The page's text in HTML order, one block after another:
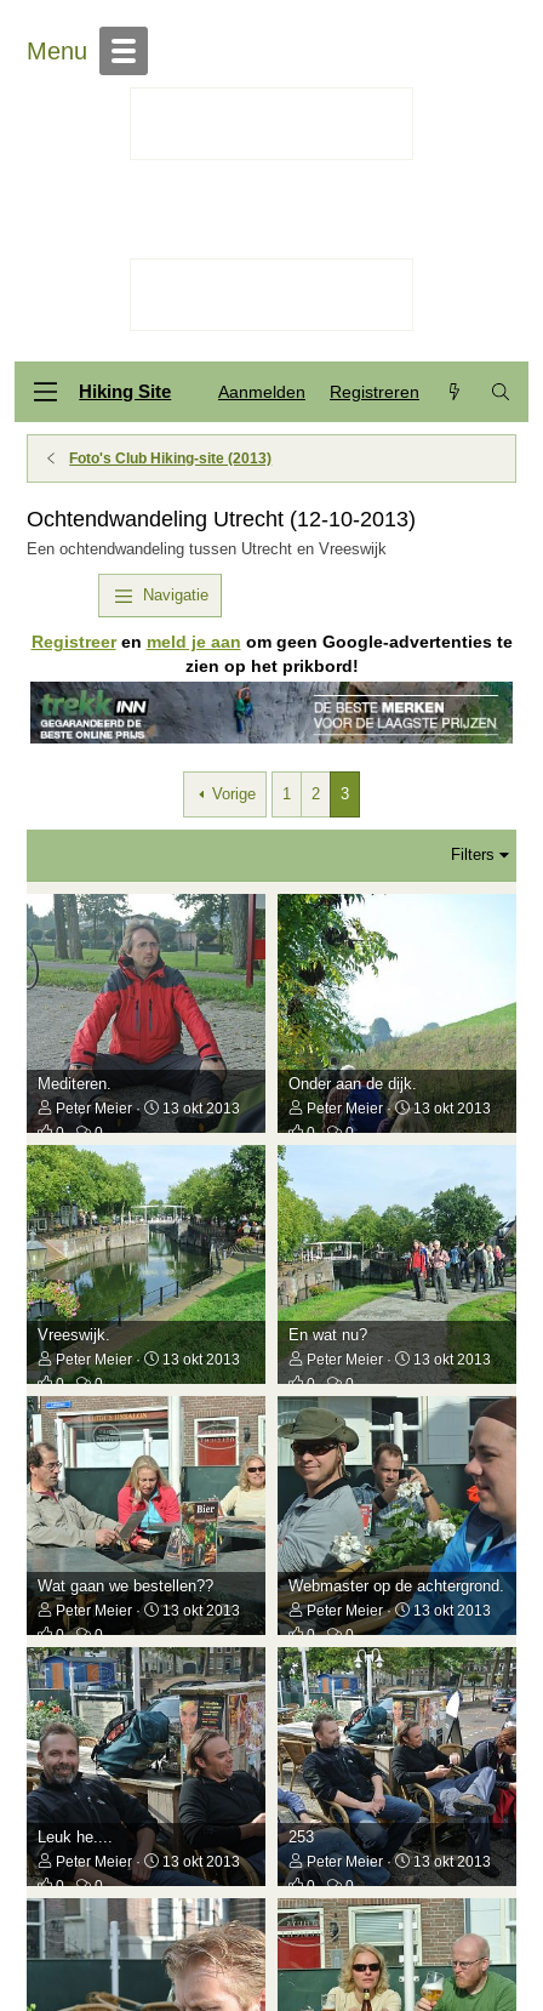
Menu
Hiking Site Aanmelden Registreren
Foto's Club Hiking-site (2013)
Ochtendwandeling Utrecht (12-10-2013)
Een ochtendwandeling tussen Utrecht en Vreeswijk
Navigatie
Registreeren meld je aan om geen Google-advertenties te
zien op het prikbord!
Vorige 1 2 3
Filters
Mediteren.
Peter Meier
13 okt 2013
0
0
Onder aan de dijk.
Peter Meier
13 okt 2013
0
0
Vreeswijk.
Peter Meier
13 okt 2013
0
0
En wat nu?
Peter Meier
13 okt 2013
0
0
Wat gaan we bestellen??
Peter Meier
13 okt 2013
0
0
Webmaster op de achtergrond.
Peter Meier
13 okt 2013
0
0
Leuk he....
Peter Meier
13 okt 2013
0
0
253
Peter Meier
13 okt 2013
0
0